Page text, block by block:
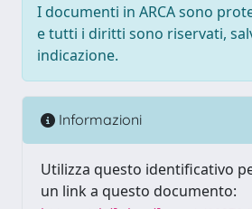
I documenti in ARCA sono
e tutti i diritti sono riservati,
indicazione.
Informazioni
Utilizza questo identificativo
un link a questo documento: